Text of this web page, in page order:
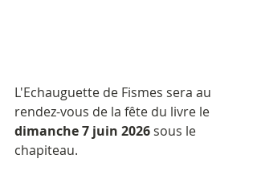
L'Echauguette de Fismes sera au
rendez-vous de la fête du livre le
dimanche 7 juin 2026 sous le
chapiteau.